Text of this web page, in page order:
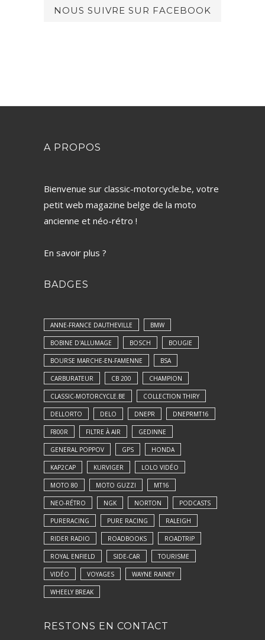
NOUS SUIVRE SUR FACEBOOK
A PROPOS
Bienvenue sur classic-motorcycle.be, votre
petit web magazine belge de la moto
ancienne et néo-rétro !
En savoir plus ?
BADGES
ANNE-FRANCE DAUTHEVILLE BMW
BOBINE D'ALLUMAGE BOSCH BOUGIE
BOURSE MARCHE-EN-FAMENNE BSA
CARBURATEUR CB 200 CHAMPION
CLASSIC-MOTORCYCLE.BE COLLECTION THIRY
DELLORTO DELO DNEPR DNEPRMT16
F800R FILTRE À AIR GEDINNE
GENERAL POPPOV GPS HONDA
KAP2CAP KURVIGER LOLO VIDÉO
MOTO 80 MOTO GUZZI MT16
NEO-RÉTRO NGK NORTON PODCASTS
PURERACING PURE RACING RALEIGH
RIDER RADIO ROADBOOKS ROADTRIP
ROYAL ENFIELD SIDE-CAR TOURISME
VIDÉO VOYAGES WAYNE RAINEY
WHEELY BREAK
RESTONS EN CONTACT